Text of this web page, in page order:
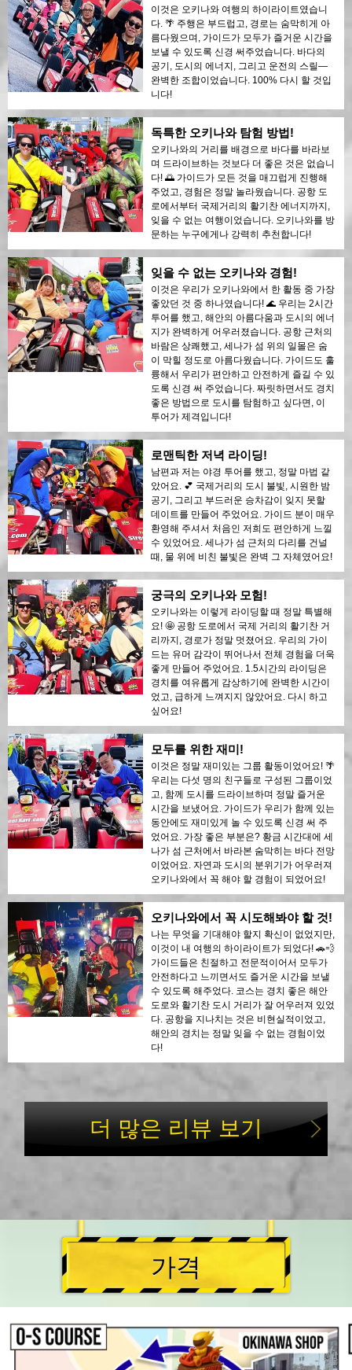
이것은 오키나와 여행의 하이라이트였습니
다. 🌴 주행은 부드럽고, 경로는 숨막히게 아
름다웠으며, 가이드가 모두가 즐거운 시간을
보낼 수 있도록 신경 써주었습니다. 바다의
공기, 도시의 에너지, 그리고 운전의 스릴—
완벽한 조합이었습니다. 100% 다시 할 것입
니다!
독특한 오키나와 탐험 방법!
오키나와의 거리를 배경으로 바다를 바라보
며 드라이브하는 것보다 더 좋은 것은 없습니
다! 🌅 가이드가 모든 것을 매끄럽게 진행해
주었고, 경험은 정말 놀라웠습니다. 공항 도
로에서부터 국제거리의 활기찬 에너지까지,
잊을 수 없는 여행이었습니다. 오키나와를 방
문하는 누구에게나 강력히 추천합니다!
잊을 수 없는 오키나와 경험!
이것은 우리가 오키나와에서 한 활동 중 가장
좋았던 것 중 하나였습니다! 🌊 우리는 2시간
투어를 했고, 해안의 아름다움과 도시의 에너
지가 완벽하게 어우러졌습니다. 공항 근처의
바람은 상쾌했고, 세나가 섬 위의 일몰은 숨
이 막힐 정도로 아름다웠습니다. 가이드도 훌
륭해서 우리가 편안하고 안전하게 즐길 수 있
도록 신경 써 주었습니다. 짜릿하면서도 경치
좋은 방법으로 도시를 탐험하고 싶다면, 이
투어가 제격입니다!
로맨틱한 저녁 라이딩!
남편과 저는 야경 투어를 했고, 정말 마법 같
았어요. 💕 국제거리의 도시 불빛, 시원한 밤
공기, 그리고 부드러운 승차감이 잊지 못할
데이트를 만들어 주었어요. 가이드 분이 매우
환영해 주셔서 처음인 저희도 편안하게 느낄
수 있었어요. 세나가 섬 근처의 다리를 건널
때, 물 위에 비친 불빛은 완벽 그 자체였어요!
궁극의 오키나와 모험!
오키나와는 이렇게 라이딩할 때 정말 특별해
요! 🤩 공항 도로에서 국제 거리의 활기찬 거
리까지, 경로가 정말 멋졌어요. 우리의 가이
드는 유머 감각이 뛰어나서 전체 경험을 더욱
좋게 만들어 주었어요. 1.5시간의 라이딩은
경치를 여유롭게 감상하기에 완벽한 시간이
었고, 급하게 느껴지지 않았어요. 다시 하고
싶어요!
모두를 위한 재미!
이것은 정말 재미있는 그룹 활동이었어요! 🌴
우리는 다섯 명의 친구들로 구성된 그룹이었
고, 함께 도시를 드라이브하며 정말 즐거운
시간을 보냈어요. 가이드가 우리가 함께 있는
동안에도 재미있게 놀 수 있도록 신경 써 주
었어요. 가장 좋은 부분은? 황금 시간대에 세
나가 섬 근처에서 바라본 숨막히는 바다 전망
이었어요. 자연과 도시의 분위기가 어우러져
오키나와에서 꼭 해야 할 경험이 되었어요!
오키나와에서 꼭 시도해봐야 할 것!
나는 무엇을 기대해야 할지 확신이 없었지만,
이것이 내 여행의 하이라이트가 되었다! 🚗💨
가이드들은 친절하고 전문적이어서 모두가
안전하다고 느끼면서도 즐거운 시간을 보낼
수 있도록 해주었다. 코스는 경치 좋은 해안
도로와 활기찬 도시 거리가 잘 어우러져 있었
다. 공항을 지나치는 것은 비현실적이었고,
해안의 경치는 정말 잊을 수 없는 경험이었
다!
더 많은 리뷰 보기
가격